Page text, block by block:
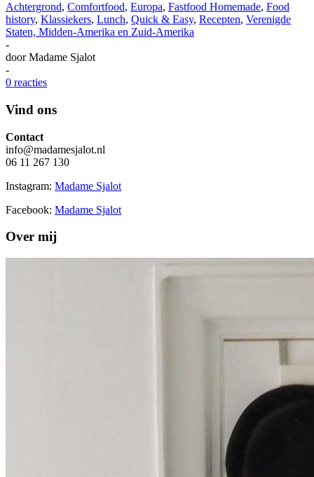
Achtergrond, Comfortfood, Europa, Fastfood Homemade, Food
history, Klassiekers, Lunch, Quick & Easy, Recepten, Verenigde
Staten, Midden-Amerika en Zuid-Amerika
-
doorMadame Sjalot
-
0 reacties
Vind ons
Contact
info@madamesjalot.nl
06 11 267 130
Instagram: Madame Sjalot
Facebook: Madame Sjalot
Over mij